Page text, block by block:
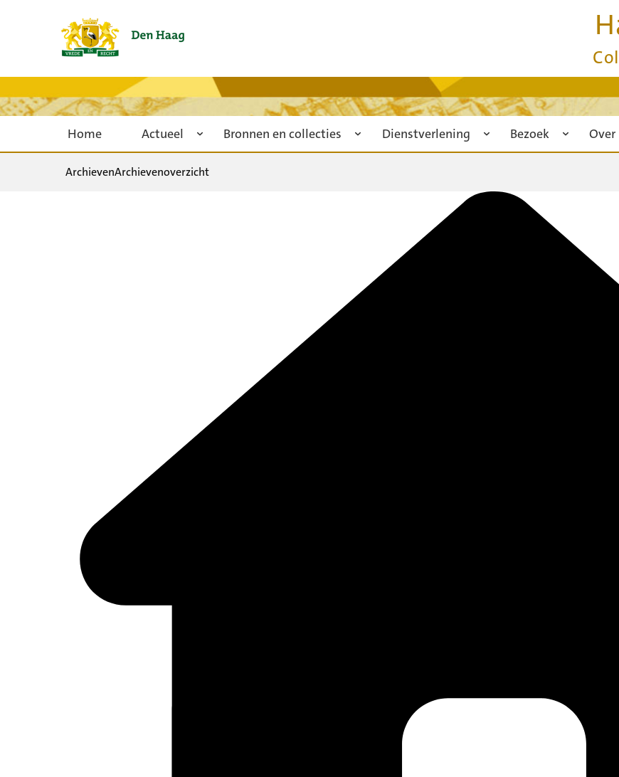
Home Actueel Bronnen en collecties Dienstverlening Bezoek Over
ArchievenArchievenoverzicht